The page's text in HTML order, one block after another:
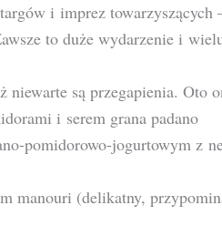
i imprez
to duże wydarzenie i
niewarte są przegapienia. Oto
i serem grana padano
pomidorowo-jogurtowym z
manouri (delikatny,